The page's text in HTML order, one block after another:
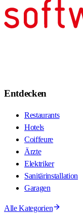
Entdecken
Restaurants
Hotels
Coiffeure
Ärzte
Elektriker
Sanitärinstallation
Garagen
Alle Kategorien